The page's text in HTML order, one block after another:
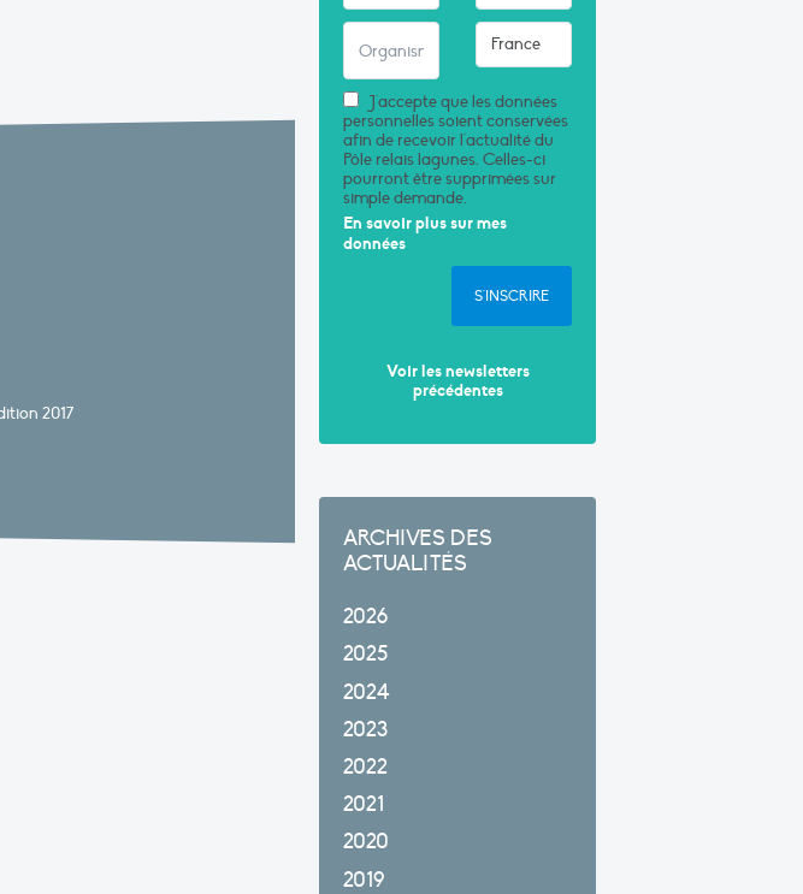
2017
J'accepte que les données
personnelles soient conservées
afin de recevoir l'actualité du
Pôle relais lagunes. Celles-ci
pourront être supprimées sur
simple demande.
En savoir plus sur mes
données
S'INSCRIRE
Voir les newsletters
précédentes
ARCHIVES DES
ACTUALITÉS
2026
2025
2024
2023
2022
2021
2020
2019